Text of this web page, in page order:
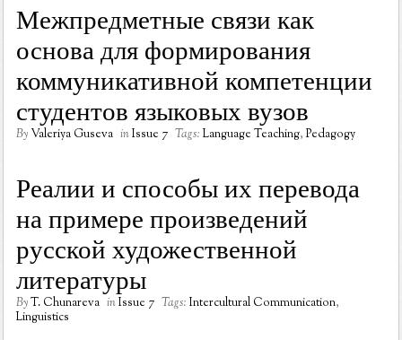
Межпредметные связи как
основа для формирования
коммуникативной компетенции
студентов языковых вузов
ByValeriya Guseva inIssue 7 Tags: Language Teaching, Pedagogy
Реалии и способы их перевода
на примере произведений
русской художественной
литературы
ByT. Chunareva inIssue 7 Tags: Intercultural Communication,
Linguistics